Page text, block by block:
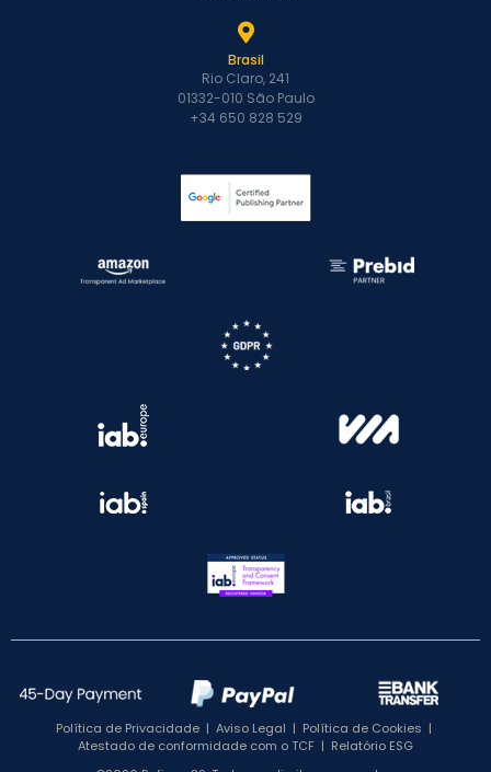
Brasil
Rio Claro, 241
01332-010 São Paulo
+34 650 828 529
Política de Privacidade | Aviso Legal | Política de Cookies |
Atestado de conformidade com o TCF | Relatório ESG